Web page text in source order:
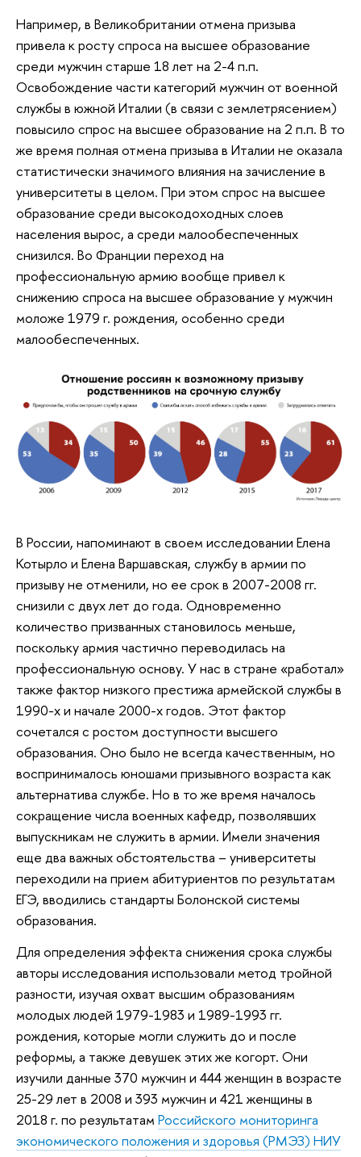
Например, в Великобритании отмена призыва
привела к росту спроса на высшее образование
среди мужчин старше 18 лет на 2-4 п.п.
Освобождение части категорий мужчин от военной
службы в южной Италии (в связи с землетрясением)
повысило спрос на высшее образование на 2 п.п. В то
же время полная отмена призыва в Италии не оказала
статистически значимого влияния на зачисление в
университеты в целом. При этом спрос на высшее
образование среди высокодоходных слоев
населения вырос, а среди малообеспеченных
снизился. Во Франции переход на
профессиональную армию вообще привел к
снижению спроса на высшее образование у мужчин
моложе 1979 г. рождения, особенно среди
малообеспеченных.
В России, напоминают в своем исследовании Елена
Котырло и Елена Варшавская, службу в армии по
призыву не отменили, но ее срок в 2007-2008 гг.
снизили с двух лет до года. Одновременно
количество призванных становилось меньше,
поскольку армия частично переводилась на
профессиональную основу. У нас в стране «работал»
также фактор низкого престижа армейской службы в
1990-х и начале 2000-х годов. Этот фактор
сочетался с ростом доступности высшего
образования. Оно было не всегда качественным, но
воспринималось юношами призывного возраста как
альтернатива службе. Но в то же время началось
сокращение числа военных кафедр, позволявших
выпускникам не служить в армии. Имели значения
еще два важных обстоятельства – университеты
переходили на прием абитуриентов по результатам
ЕГЭ, вводились стандарты Болонской системы
образования.
Для определения эффекта снижения срока службы
авторы исследования использовали метод тройной
разности, изучая охват высшим образованиям
молодых людей 1979-1983 и 1989-1993 гг.
рождения, которые могли служить до и после
реформы, а также девушек этих же когорт. Они
изучили данные 370 мужчин и 444 женщин в возрасте
25-29 лет в 2008 и 393 мужчин и 421 женщины в
2018 г. по результатам Российского мониторинга
экономического положения и здоровья (РМЭЗ) НИУ